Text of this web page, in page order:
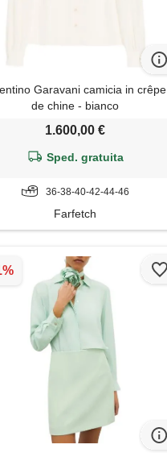
Garavani camicia in crêpe
de chine - bianco
1.600,00 €
Sped. gratuita
36-38-40-42-44-46
Farfetch